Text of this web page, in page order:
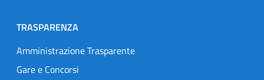
TRASPARENZA
Amministrazione Trasparente
Gare e Concorsi